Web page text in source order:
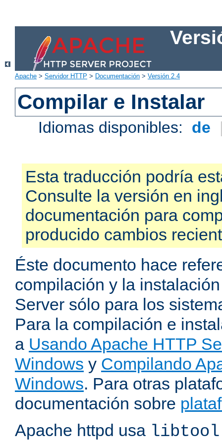
Apache > Servidor HTTP > Documentación > Versión 2.4
Compilar e Instalar
Idiomas disponibles: de
Esta traducción podría
Consulte la versión en
documentación para
producido cambios
Éste documento hace
compilación y la
Server sólo para los
Para la compilación e
a Usando Apache HTTP
Windows y Compilando
Windows. Para otras
documentación sobre
Apache httpd usa libtool